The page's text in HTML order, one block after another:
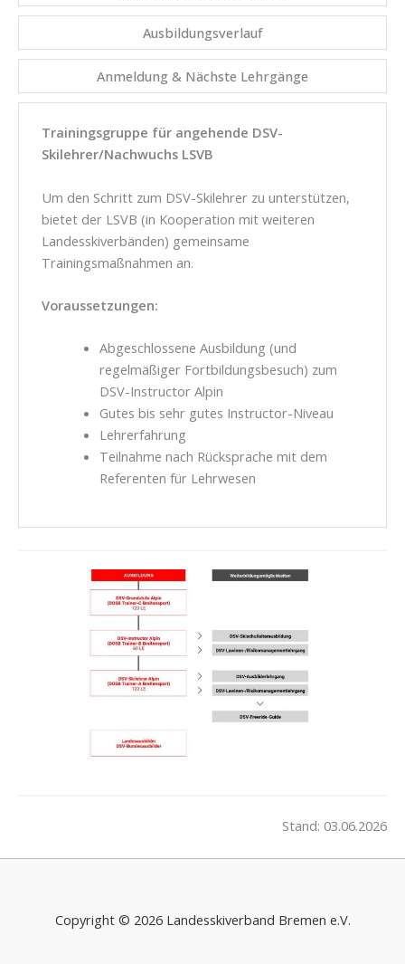
Ausbildungsverlauf
Anmeldung & Nächste Lehrgänge
Trainingsgruppe für angehende DSV-
Skilehrer/Nachwuchs LSVB
Um den Schritt zum DSV-Skilehrer zu unterstützen,
bietet der LSVB (in Kooperation mit weiteren
Landesskiverbänden) gemeinsame
Trainingsmaßnahmen an.
Voraussetzungen:
Abgeschlossene Ausbildung (und
regelmäßiger Fortbildungsbesuch) zum
DSV-Instructor Alpin
Gutes bis sehr gutes Instructor-Niveau
Lehrerfahrung
Teilnahme nach Rücksprache mit dem
Referenten für Lehrwesen
Stand: 03.06.2026
Copyright © 2026 Landesskiverband Bremen e.V.